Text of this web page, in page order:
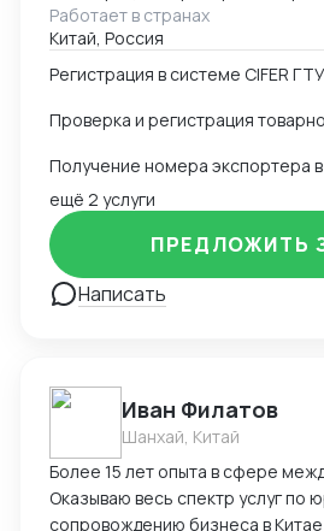
в таможенный реестр товарных
Изготовление маркировки для
для реализации в Китае.
HS и CIQ кодов.
Работает в странах
Китай, Россия
ещё 2 услуги
Написать
ПРЕДЛОЖИТЬ
Иван Филатов
Шанхай, Китай
Более 15 лет опыта в сфере
Оказываю весь спектр услуг по юридическому
сопровождению бизнеса в